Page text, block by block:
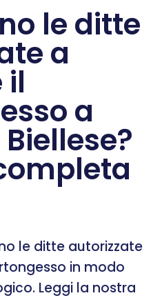
le ditte
a
il
a
le ditte autorizzate
in modo
Leggi la nostra